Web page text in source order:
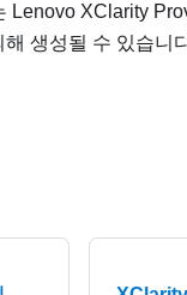
Lenovo XClarity
해 생성될 수 있습니